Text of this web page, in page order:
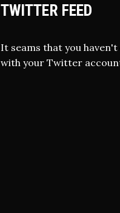
TWITTER FEED
It seams that you
with your Twitter